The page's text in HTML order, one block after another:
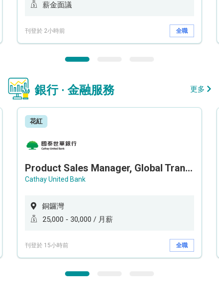
薪金面議
刊登於 2小時前 全職
銀行 · 金融服務 更多
花紅
Product Sales Manager, Global Transaction Service (GTS)
Cathay United Bank
銅鑼灣
25,000 - 30,000 / 月薪
刊登於 15小時前 全職